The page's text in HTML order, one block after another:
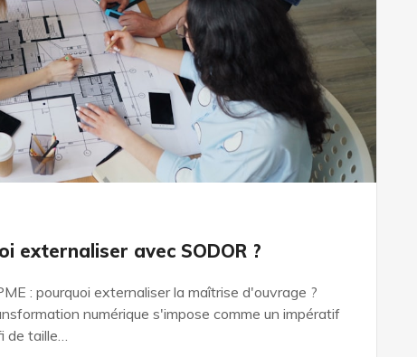
externaliser avec SODOR ?
: pourquoi externaliser la maîtrise d'ouvrage ?
numérique s'impose comme un impératif
taille…